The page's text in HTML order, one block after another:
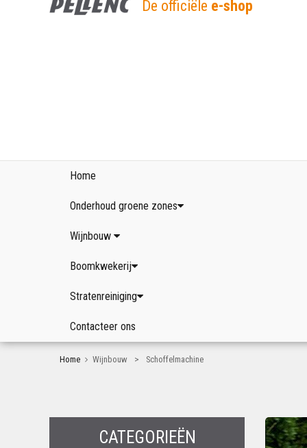
De officiële e-shop
Home
Onderhoud groene zones
Wijnbouw
Boomkwekerij
Stratenreiniging
Contacteer ons
Home Wijnbouw > Schoffelmachine
CATEGORIEËN